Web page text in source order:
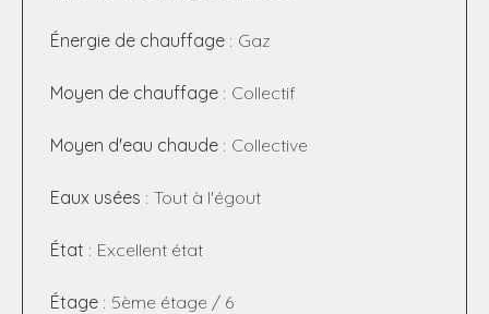
Énergie de chauffage Gaz
Moyen de chauffage Collectif
Moyen d'eau chaude Collective
Eaux usées Tout à l'égout
État Excellent état
Étage 5ème étage / 6